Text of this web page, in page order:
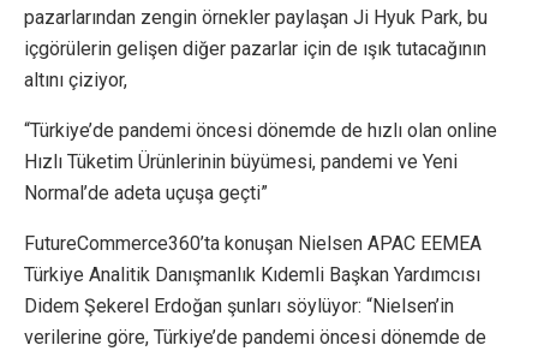
pazarlarından zengin örnekler paylaşan Ji Hyuk Park, bu
içgörülerin gelişen diğer pazarlar için de ışık tutacağının
altını çiziyor,
“Türkiye’de pandemi öncesi dönemde de hızlı olan online
Hızlı Tüketim Ürünlerinin büyümesi, pandemi ve Yeni
Normal’de adeta uçuşa geçti”
FutureCommerce360’ta konuşan Nielsen APAC EEMEA
Türkiye Analitik Danışmanlık Kıdemli Başkan Yardımcısı
Didem Şekerel Erdoğan şunları söylüyor: “Nielsen’in
verilerine göre, Türkiye’de pandemi öncesi dönemde de